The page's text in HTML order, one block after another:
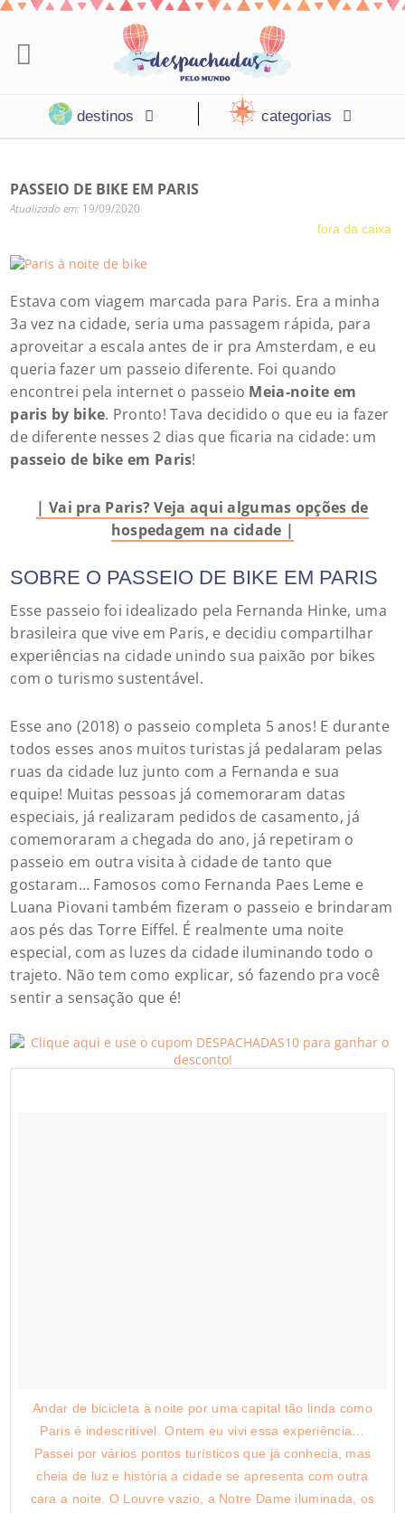
destinos categorias
fora da caixa
PASSEIO DE BIKE EM PARIS
Atualizado em: 19/09/2020
Foto por: Moyan Brenn
Estava com viagem marcada para Paris. Era a minha
3a vez na cidade, seria uma passagem rápida, para
aproveitar a escala antes de ir pra Amsterdam, e eu
queria fazer um passeio diferente. Foi quando
encontrei pela internet o passeio Meia-noite em
paris by bike. Pronto! Tava decidido o que eu ia fazer
de diferente nesses 2 dias que ficaria na cidade: um
passeio de bike em Paris!
| Vai pra Paris? Veja aqui algumas opções de
hospedagem na cidade |
SOBRE O PASSEIO DE BIKE EM PARIS
Esse passeio foi idealizado pela Fernanda Hinke, uma
brasileira que vive em Paris, e decidiu compartilhar
experiências na cidade unindo sua paixão por bikes
com o turismo sustentável.
Esse ano (2018) o passeio completa 5 anos! E durante
todos esses anos muitos turistas já pedalaram pelas
ruas da cidade luz junto com a Fernanda e sua
equipe! Muitas pessoas já comemoraram datas
especiais, já realizaram pedidos de casamento, já
comemoraram a chegada do ano, já repetiram o
passeio em outra visita à cidade de tanto que
gostaram… Famosos como Fernanda Paes Leme e
Luana Piovani também fizeram o passeio e brindaram
aos pés das Torre Eiffel. É realmente uma noite
especial, com as luzes da cidade iluminando todo o
trajeto. Não tem como explicar, só fazendo pra você
sentir a sensação que é!
Andar de bicicleta à noite por uma capital tão linda como
Paris é indescritível. Ontem eu vivi essa experiência…
Passei por vários pontos turísticos que já conhecia, mas
cheia de luz e história a cidade se apresenta com outra
cara a noite. O Louvre vazio, a Notre Dame iluminada, os